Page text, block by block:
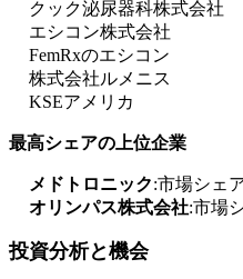
クック泌尿器科株式会社
エシコン株式会社
FemRxのエシコン
株式会社ルメニス
KSEアメリカ
最高シェアの上位企業
メドトロニック:市場シェ
オリンパス株式会社:市場
投資分析と機会